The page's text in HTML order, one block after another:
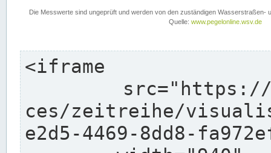
<iframe
ces/zeitreihe/
e2d5-4469-8dd8-